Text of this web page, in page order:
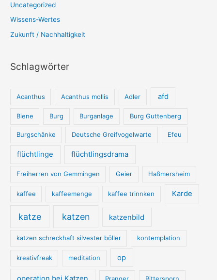
Uncategorized
Wissens-Wertes
Zukunft / Nachhaltigkeit
Schlagwörter
Acanthus Acanthus mollis Adler afd
Biene Burg Burganlage Burg Guttenberg
Burgschänke Deutsche Greifvogelwarte Efeu
flüchtlinge flüchtlingsdrama
Freiherren von Gemmingen Geier Haßmersheim
kaffee kaffeemenge kaffee trinnken Karde
katze katzen katzenbild
katzen schreckhaft silvester böller kontemplation
kreativfreak meditation op